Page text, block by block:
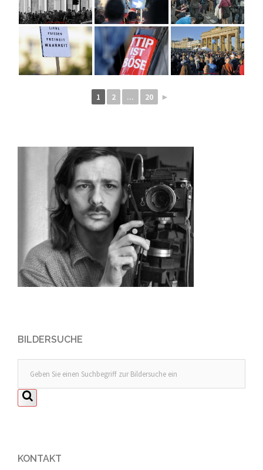
1 2 ... 20 ►
BILDERSUCHE
KONTAKT